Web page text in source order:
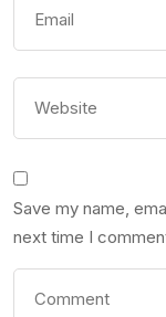
Save my name,
next time I